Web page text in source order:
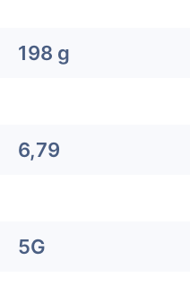
198 g
6,79
5G